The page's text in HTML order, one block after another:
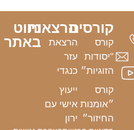
קורסים
קורס
"יסודות
הזוגיות״
קורס
״אומנות
החיזור״
הרצאות
הרצאת
עזר
כנגדי
ייעוץ
אישי עם
ירון
ניווט
באתר